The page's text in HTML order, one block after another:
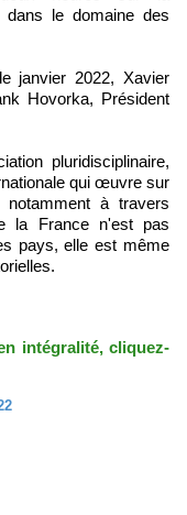
le domaine des
janvier 2022, Xavier
Hovorka, Président
pluridisciplinaire,
qui œuvre sur
notamment à travers
la France n'est pas
pays, elle est même